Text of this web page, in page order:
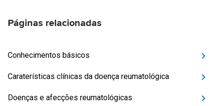
Páginas relacionadas
Conhecimentos básicos
Caraterísticas clínicas da doença reumatológica
Doenças e afecções reumatológicas